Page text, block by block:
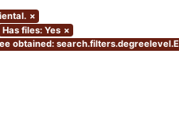
×
Has files: Yes ×
obtained: